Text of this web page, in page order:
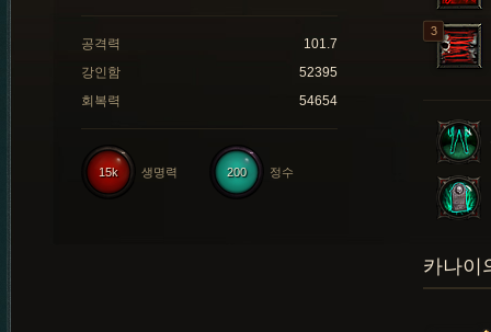
공격력
101.7
강인함
52395
회복력
54654
200 정수
15k 생명력
카나이